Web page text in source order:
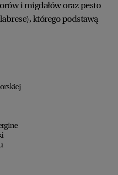
i migdałów oraz pesto
którego podstawą